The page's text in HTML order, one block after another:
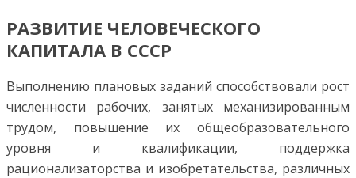
РАЗВИТИЕ ЧЕЛОВЕЧЕСКОГО
КАПИТАЛА В СССР
Выполнению плановых заданий способствовали рост
численности рабочих, занятых механизированным
трудом, повышение их общеобразовательного
уровня и квалификации, поддержка
рационализаторства и изобретательства, различных